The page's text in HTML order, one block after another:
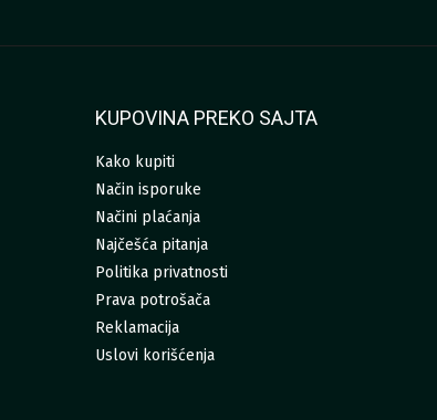
KUPOVINA PREKO SAJTA
Kako kupiti
Način isporuke
Načini plaćanja
Najčešća pitanja
Politika privatnosti
Prava potrošača
Reklamacija
Uslovi korišćenja